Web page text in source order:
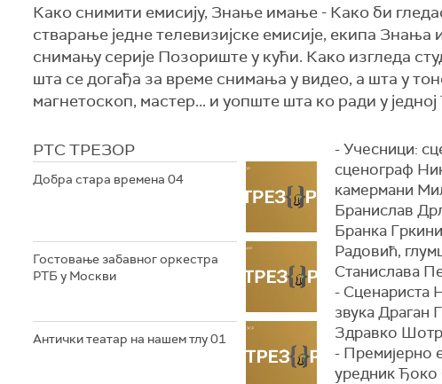
Како снимити емисију, Знање имање - Како би
стварање једне телевизијске емисије, екипа Знања
снимању серије Позориште у кући. Како изгледа
шта се догађа за време снимања у видео, а шта у
магнетоскоп, мастер... и уопште шта ко ради у
РТС ТРЕЗОР
Добра стара времена 04
Гостовање забавног оркестра
РТБ у Москви
Антички театар на нашем тлу 01
- Учесници:
сценограф
камермани
Бранислав
Бранка
Радовић,
Станислава
- Сценариста
звука Драган
Здравко
- Премијерно
уредник Ђоко